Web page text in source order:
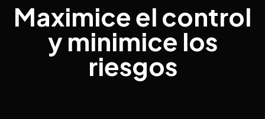
Maximice el control
y minimice los
riesgos